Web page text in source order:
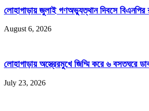
লোহাগাড়ায় জুলাই গণঅভ্যুত্থান দিবসে বিএনপির
August 6, 2026
লোহাগাড়ায় অস্ত্রেরমুখে জিম্মি করে ৬ বসতঘরে
July 23, 2026